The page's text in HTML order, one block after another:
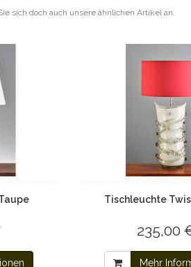
sich doch auch unsere ähnlichen Artikel an.
Tischleuchte
235,00
Mehr